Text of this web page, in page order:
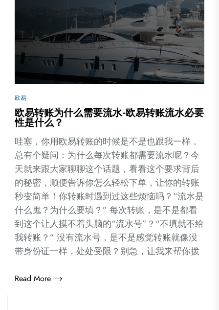
欧易
欧易转账为什么需要流水-欧易转账流水必要
性是什么？
哇塞，你用欧易转账的时候是不是也跟我一样，
总有个疑问：为什么每次转账都需要流水呢？今
天就来跟大家聊聊这个话题，看看这个要求背后
的秘密，顺便告诉你怎么轻松下单，让你的转账
秒变简单！你转账时遇到过这些烦恼吗？“流水是
什么鬼？为什么要填？” 每次转账，是不是都看
到这个让人摸不着头脑的“流水号”？“不填就不给
我转账？” 没有流水号，是不是感觉转账就像没
带身份证一样，处处受限？别急，让我来帮你拨
Read More